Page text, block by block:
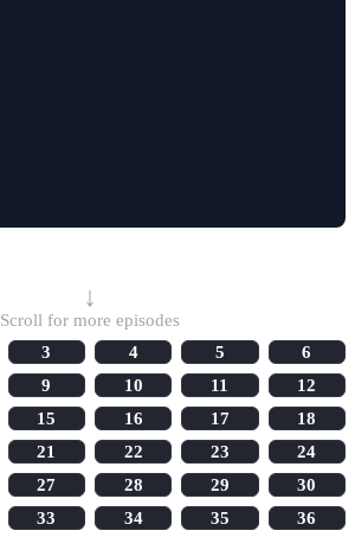
↓
Scroll for more episodes
3 4 5
6
9 10 11
12
15 16 17
18
21 22 23
24
27 28 29
30
33 34 35
36